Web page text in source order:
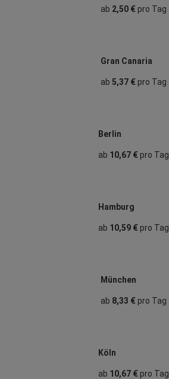
ab 2,50 €pro Tag
Gran Canaria
ab 5,37 €pro Tag
Berlin
ab 10,67 €pro Tag
Hamburg
ab 10,59 €pro Tag
München
ab 8,33 €pro Tag
Köln
ab 10,67 €pro Tag